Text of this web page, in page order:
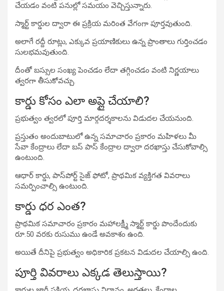
చేయడం వంటి పనుల్లో సమయం వెచ్చిస్తున్నారు.
స్మార్ట్ కార్డుల ద్వారా ఈ ప్రక్రియ మరింత వేగంగా పూర్తవుతుంది.
అలాగే రద్దీ రూట్లు, ఎక్కువ ప్రయాణికులు ఉన్న ప్రాంతాలు గుర్తించడం
సులభమవుతుంది.
దీంతో బస్సుల సంఖ్య పెంచడం లేదా తగ్గించడం వంటి నిర్ణయాలు
త్వరగా తీసుకోవచ్చు.
కార్డు కోసం ఎలా అప్లై చేయాలి?
ప్రభుత్వం త్వరలో పూర్తి మార్గదర్శకాలను విడుదల చేయనుంది.
ప్రస్తుతం అందుబాటులో ఉన్న సమాచారం ప్రకారం మహిళలు మీ
సేవా కేంద్రాలు లేదా బస్ పాస్ కేంద్రాల ద్వారా దరఖాస్తు చేసుకోవాల్సి
ఉంటుంది.
ఆధార్ కార్డు, పాస్‌పోర్ట్ సైజ్ ఫోటో, ప్రాథమిక వ్యక్తిగత వివరాలు
సమర్పించాల్సి ఉంటుంది.
కార్డు ధర ఎంత?
ప్రాథమిక సమాచారం ప్రకారం మహాలక్ష్మీ స్మార్ట్ కార్డు పొందేందుకు
రూ.50 వరకు రుసుము ఉండే అవకాశం ఉంది.
అయితే దీనిపై ప్రభుత్వం అధికారిక ప్రకటన విడుదల చేయాల్సి ఉంది.
పూర్తి వివరాలు ఎక్కడ తెలుస్తాయి?